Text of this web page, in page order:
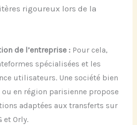
rigoureux lors de la
de l’entreprise : Pour cela,
spécialisées et les
utilisateurs. Une société bien
en région parisienne propose
adaptées aux transferts sur
et Orly.